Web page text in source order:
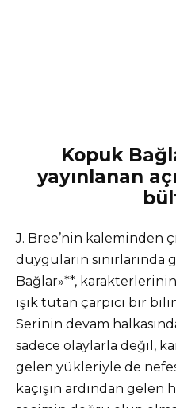
Kopuk
yayınlanan
J. Bree’nin kaleminden
duyguların sınırlarında
Bağlar»**,
ışık tutan çarpıcı bir
Serinin devam
sadece olaylarla değil,
gelen yükleriyle de nefes
kaçışın ardından gelen